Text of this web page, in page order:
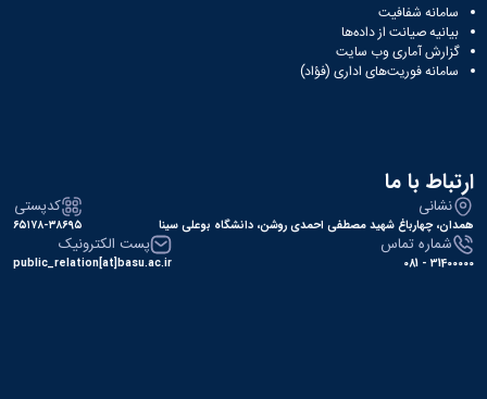
سامانه شفافیت
بیانیه صیانت از داده‌ها
گزارش آماری وب‌ سایت
سامانه فوریت‌های اداری (فؤاد)
ارتباط با ما
نشانی
همدان، چهارباغ شهید مصطفی احمدی روشن، دانشگاه بوعلی سینا
کدپستی
۶۵۱۷۸-۳۸۶۹۵
شماره تماس
31400000 - 081
پست الکترونیک
public_relation[at]basu.ac.ir